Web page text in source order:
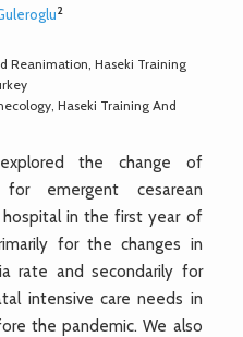
2
Reanimation, Haseki Training
Haseki Training And
the change of
for emergent cesarean
in the first year of
for the changes in
rate and secondarily for
intensive care needs in
the pandemic. We also